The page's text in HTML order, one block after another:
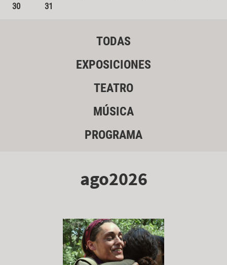
30
31
TODAS
EXPOSICIONES
TEATRO
MÚSICA
PROGRAMA
ago2026